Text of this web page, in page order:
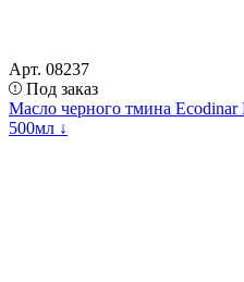
Арт. 08237
Под заказ
Масло черного тмина
500мл ↓